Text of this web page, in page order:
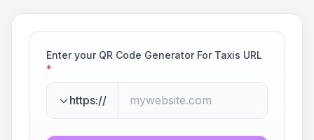
Enter your QR Code Generator For Taxis URL
*
https://